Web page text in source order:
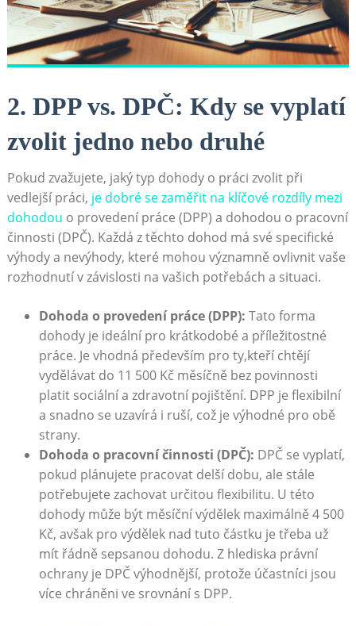
2. DPP vs. DPČ: Kdy se vyplatí
zvolit jedno nebo druhé
Pokud zvažujete, jaký typ dohody o práci zvolit při
vedlejší práci, je dobré se zaměřit na klíčové rozdíly mezi
dohodou o provedení práce (DPP) a dohodou o pracovní
činnosti (DPČ). Každá z těchto dohod má své specifické
výhody a nevýhody, které mohou významně ovlivnit vaše
rozhodnutí v závislosti na vašich potřebách a situaci.
Dohoda o provedení práce (DPP): Tato forma
dohody je ideální pro krátkodobé a příležitostné
práce. Je vhodná především pro ty,kteří chtějí
vydělávat do 11 500 Kč měsíčně bez povinnosti
platit sociální a zdravotní pojištění. DPP je flexibilní
a snadno se uzavírá i ruší, což je výhodné pro obě
strany.
Dohoda o pracovní činnosti (DPČ): DPČ se vyplatí,
pokud plánujete pracovat delší dobu, ale stále
potřebujete zachovat určitou flexibilitu. U této
dohody může být měsíční výdělek maximálně 4 500
Kč, avšak pro výdělek nad tuto částku je třeba už
mít řádně sepsanou dohodu. Z hlediska právní
ochrany je DPČ výhodnější, protože účastníci jsou
více chráněni ve srovnání s DPP.